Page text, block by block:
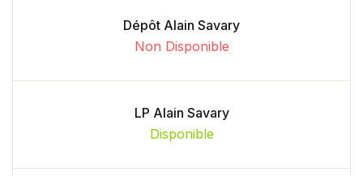
Dépôt Alain Savary
Non Disponible
LP Alain Savary
Disponible